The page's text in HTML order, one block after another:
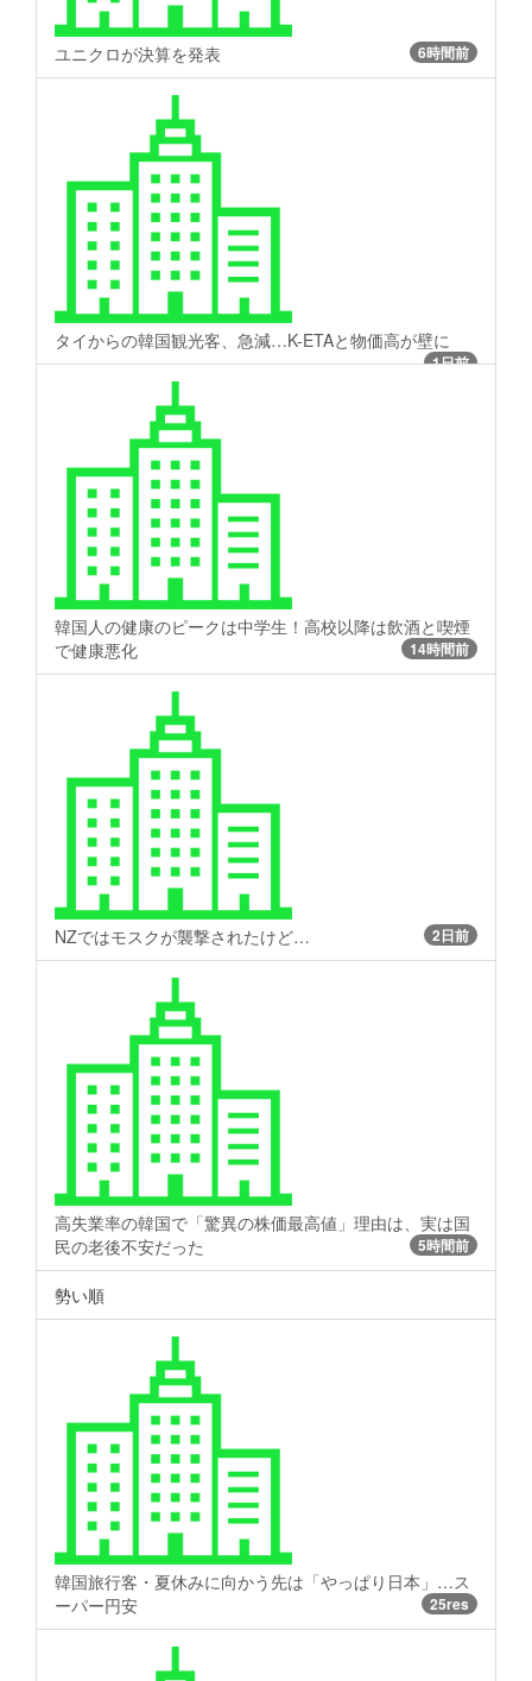
ユニクロが決算を発表 6時間前
タイからの韓国観光客、急減…K-ETAと物価高が壁に
1日前
韓国人の健康のピークは中学生！高校以降は飲酒と喫煙
で健康悪化
14時間前
NZではモスクが襲撃されたけど… 2日前
高失業率の韓国で「驚異の株価最高値」理由は、実は国
民の老後不安だった
5時間前
勢い順
韓国旅行客・夏休みに向かう先は「やっぱり日本」…ス
ーパー円安
25res